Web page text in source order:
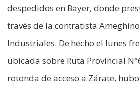
despedidos en Bayer, donde
través de la contratista
Industriales. De hecho el lunes
ubicada sobre Ruta Provincial
rotonda de acceso a Zárate,